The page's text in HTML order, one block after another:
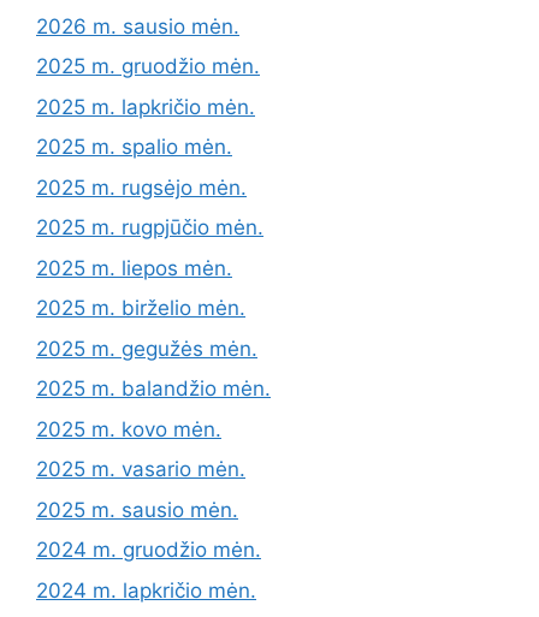
2026 m. sausio mėn.
2025 m. gruodžio mėn.
2025 m. lapkričio mėn.
2025 m. spalio mėn.
2025 m. rugsėjo mėn.
2025 m. rugpjūčio mėn.
2025 m. liepos mėn.
2025 m. birželio mėn.
2025 m. gegužės mėn.
2025 m. balandžio mėn.
2025 m. kovo mėn.
2025 m. vasario mėn.
2025 m. sausio mėn.
2024 m. gruodžio mėn.
2024 m. lapkričio mėn.